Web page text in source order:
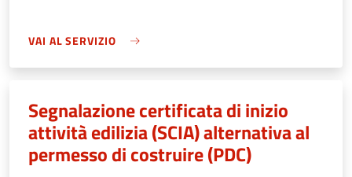
VAI AL SERVIZIO
Segnalazione certificata di inizio
attività edilizia (SCIA) alternativa al
permesso di costruire (PDC)